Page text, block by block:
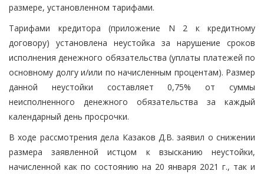
размере, установленном тарифами.
Тарифами кредитора (приложение N 2 к кредитному
договору) установлена неустойка за нарушение сроков
исполнения денежного обязательства (уплаты платежей по
основному долгу и/или по начисленным процентам). Размер
данной неустойки составляет 0,75% от суммы
неисполненного денежного обязательства за каждый
календарный день просрочки.
В ходе рассмотрения дела Казаков Д.В. заявил о снижении
размера заявленной истцом к взысканию неустойки,
начисленной как по состоянию на 20 января 2021 г., так и